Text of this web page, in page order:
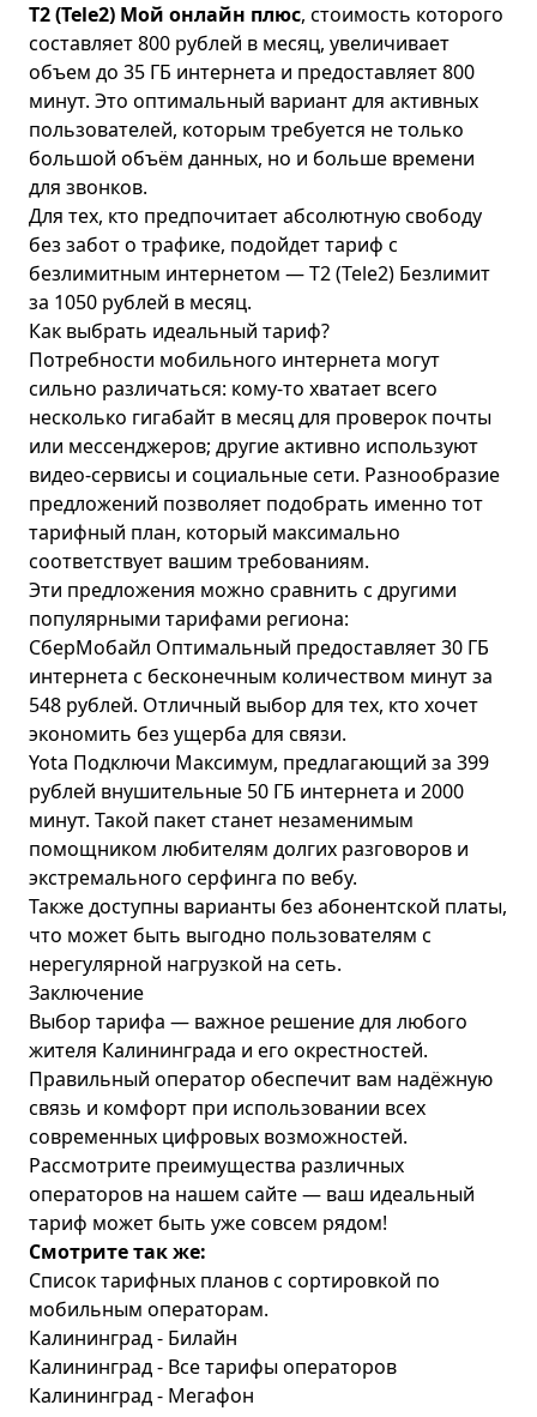
T2 (Tele2) Мой онлайн плюс, стоимость которого
составляет 800 рублей в месяц, увеличивает
объем до 35 ГБ интернета и предоставляет 800
минут. Это оптимальный вариант для активных
пользователей, которым требуется не только
большой объём данных, но и больше времени
для звонков.
Для тех, кто предпочитает абсолютную свободу
без забот о трафике, подойдеттариф с
безлимитным интернетом — T2 (Tele2) Безлимит
за 1050 рублей в месяц.
Как выбрать идеальный тариф?
Потребности мобильного интернета могут
сильно различаться: кому-то хватает всего
несколько гигабайт в месяц для проверок почты
или мессенджеров; другие активно используют
видео-сервисы и социальные сети. Разнообразие
предложений позволяет подобрать именно тот
тарифный план, который максимально
соответствует вашим требованиям.
Эти предложения можно сравнить с другими
популярными тарифами региона:
СберМобайл Оптимальный предоставляет 30 ГБ
интернета с бесконечным количеством минут за
548 рублей. Отличный выбор для тех, кто хочет
экономить без ущерба для связи.
Yota Подключи Максимум, предлагающий за 399
рублей внушительные 50 ГБ интернета и 2000
минут. Такой пакет станет незаменимым
помощником любителям долгих разговоров и
экстремального серфинга по вебу.
Также доступны варианты без абонентской платы,
что может быть выгодно пользователям с
нерегулярной нагрузкой на сеть.
Заключение
Выбор тарифа — важное решение для любого
жителя Калининграда и его окрестностей.
Правильный оператор обеспечит вам надёжную
связь и комфорт при использовании всех
современных цифровых возможностей.
Рассмотрите преимущества различных
операторов на нашем сайте — ваш идеальный
тариф может быть уже совсем рядом!
Смотрите так же:
Список тарифных планов с сортировкой по
мобильным операторам.
Калининград - Билайн
Калининград - Все тарифы операторов
Калининград - Мегафон